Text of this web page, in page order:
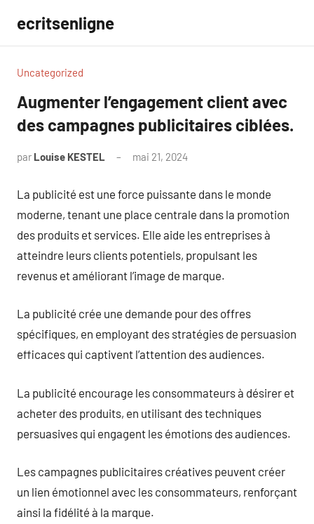
contenu
ecritsenligne
Uncategorized
Augmenter l’engagement client avec
des campagnes publicitaires ciblées.
par Louise KESTEL mai 21, 2024
La publicité est une force puissante dans le monde
moderne, tenant une place centrale dans la promotion
des produits et services. Elle aide les entreprises à
atteindre leurs clients potentiels, propulsant les
revenus et améliorant l’image de marque.
La publicité crée une demande pour des offres
spécifiques, en employant des stratégies de persuasion
efficaces qui captivent l’attention des audiences.
La publicité encourage les consommateurs à désirer et
acheter des produits, en utilisant des techniques
persuasives qui engagent les émotions des audiences.
Les campagnes publicitaires créatives peuvent créer
un lien émotionnel avec les consommateurs, renforçant
ainsi la fidélité à la marque.